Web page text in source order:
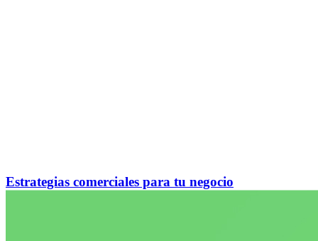
Estrategias comerciales para tu negocio